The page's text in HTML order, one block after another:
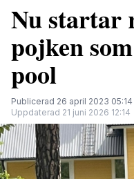
Nu startar
pojken
pool
Publicerad 26 april 2023 05:14
Uppdaterad 21 juni 2026 12:14